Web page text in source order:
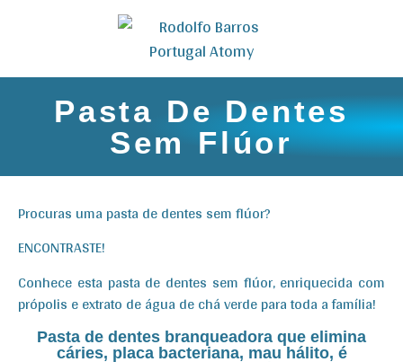
Pasta De Dentes
Sem Flúor
Procuras uma pasta de dentes sem flúor?
ENCONTRASTE!
Conhece esta pasta de dentes sem flúor, enriquecida com
própolis e extrato de água de chá verde para toda a família!
Pasta de dentes branqueadora que elimina
cáries, placa bacteriana, mau hálito, é